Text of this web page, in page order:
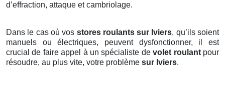
d’effraction, attaque et cambriolage.
Dans le cas où vos stores roulants sur Iviers, qu’ils soient
manuels ou électriques, peuvent dysfonctionner, il est
crucial de faire appel à un spécialiste devolet roulantpour
résoudre, au plus vite, votre problème sur Iviers.